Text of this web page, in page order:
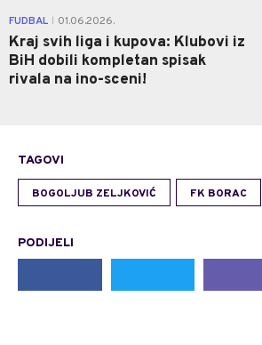
FUDBAL 01.06.2026.
Kraj svih liga i kupova: Klubovi iz
BiH dobili kompletan spisak
rivala na ino-sceni!
TAGOVI
BOGOLJUB ZELJKOVIĆ FK BORAC
PODIJELI